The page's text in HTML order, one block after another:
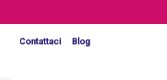
Contattaci Blog